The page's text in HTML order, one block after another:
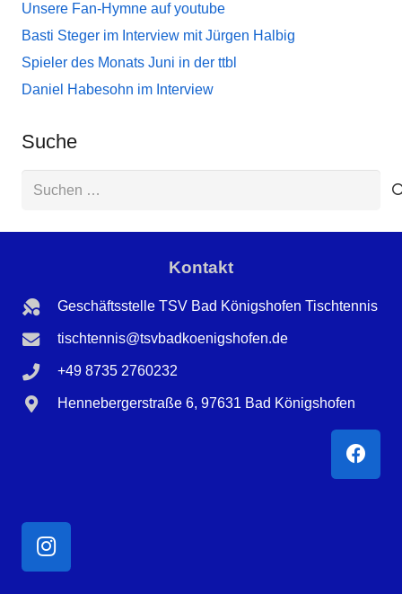
Unsere Fan-Hymne auf youtube
Basti Steger im Interview mit Jürgen Halbig
Spieler des Monats Juni in der ttbl
Daniel Habesohn im Interview
Suche
Kontakt
Geschäftsstelle TSV Bad Königshofen Tischtennis
tischtennis@tsvbadkoenigshofen.de
+49 8735 2760232
Hennebergerstraße 6, 97631 Bad Königshofen